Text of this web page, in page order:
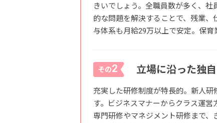
きいでしょう。全職員数が多く、
的な問題を解決することで、残業
与体系も月給29万以上で安定。保育
その2 立場に沿った独
充実した研修制度が特長的。新人
す。ビジネスマナーからクラス運
専門研修やマネジメント研修まで